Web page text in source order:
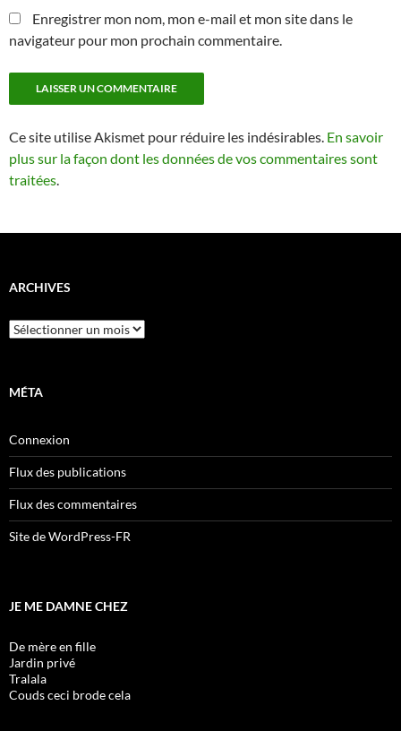
Enregistrer mon nom, mon e-mail et mon site dans le
navigateur pour mon prochain commentaire.
Ce site utilise Akismet pour réduire les indésirables. En savoir
plus sur la façon dont les données de vos commentaires sont
traitées.
ARCHIVES
Archives
MÉTA
Connexion
Flux des publications
Flux des commentaires
Site de WordPress-FR
JE ME DAMNE CHEZ
De mère en fille
Jardin privé
Tralala
Couds ceci brode cela